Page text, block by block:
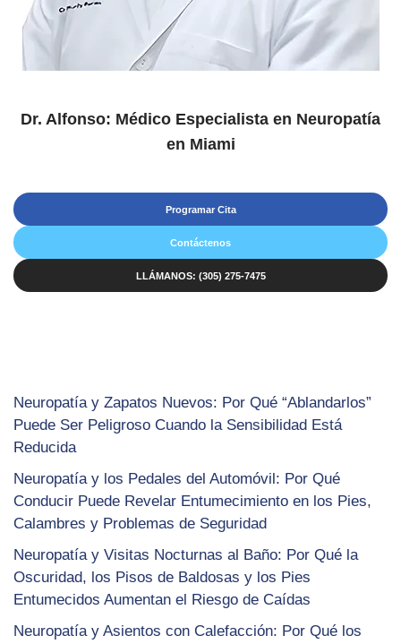
Dr. Alfonso: Médico Especialista en Neuropatía
en Miami
Programar Cita
Contáctenos
LLÁMANOS: (305) 275-7475
Neuropatía y Zapatos Nuevos: Por Qué “Ablandarlos”
Puede Ser Peligroso Cuando la Sensibilidad Está
Reducida
Neuropatía y los Pedales del Automóvil: Por Qué
Conducir Puede Revelar Entumecimiento en los Pies,
Calambres y Problemas de Seguridad
Neuropatía y Visitas Nocturnas al Baño: Por Qué la
Oscuridad, los Pisos de Baldosas y los Pies
Entumecidos Aumentan el Riesgo de Caídas
Neuropatía y Asientos con Calefacción: Por Qué los